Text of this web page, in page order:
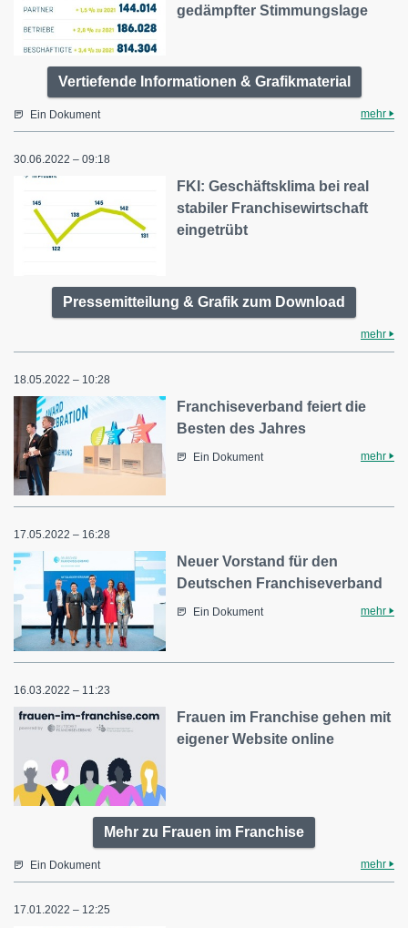
gedämpfter Stimmungslage
Vertiefende Informationen & Grafikmaterial
Ein Dokument mehr
30.06.2022 – 09:18
FKI: Geschäftsklima bei real
stabiler Franchisewirtschaft
eingetrübt
Pressemitteilung & Grafik zum Download
mehr
18.05.2022 – 10:28
Franchiseverband feiert die
Besten des Jahres
Ein Dokument mehr
17.05.2022 – 16:28
Neuer Vorstand für den
Deutschen Franchiseverband
Ein Dokument mehr
16.03.2022 – 11:23
Frauen im Franchise gehen mit
eigener Website online
Mehr zu Frauen im Franchise
Ein Dokument mehr
17.01.2022 – 12:25